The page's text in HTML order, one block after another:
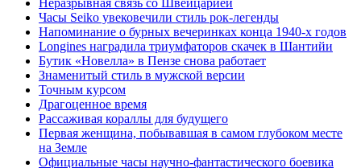
Неразрывная связь со Швейцарией
Часы Seiko увековечили стиль рок-легенды
Напоминание о бурных вечеринках конца 1940-х годов
Longines наградила триумфаторов скачек в Шантийи
Бутик «Новелла» в Пензе снова работает
Знаменитый стиль в мужской версии
Точным курсом
Драгоценное время
Рассаживая кораллы для будущего
Первая женщина, побывавшая в самом глубоком месте
на Земле
Официальные часы научно-фантастического боевика